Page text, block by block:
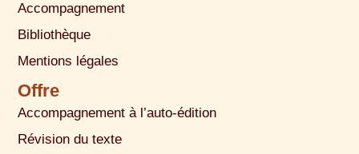
Accompagnement
Bibliothèque
Mentions légales
Offre
Accompagnement à l’auto-édition
Révision du texte